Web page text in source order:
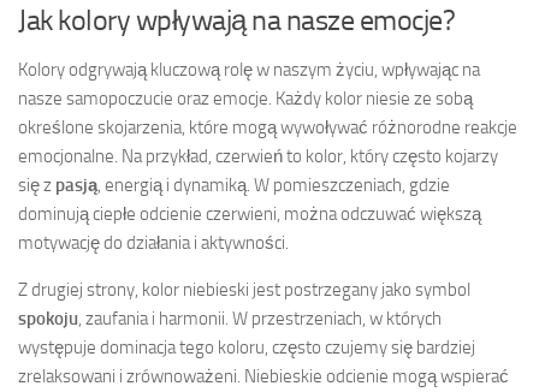
Jak kolory wpływają na nasze emocje?
Kolory odgrywają kluczową rolę w naszym życiu, wpływając na
nasze samopoczucie oraz emocje. Każdy kolor niesie ze sobą
określone skojarzenia, które mogą wywoływać różnorodne reakcje
emocjonalne. Na przykład, czerwień to kolor, który często kojarzy
się z pasją, energią i dynamiką. W pomieszczeniach, gdzie
dominują ciepłe odcienie czerwieni, można odczuwać większą
motywację do działania i aktywności.
Z drugiej strony, kolor niebieski jest postrzegany jako symbol
spokoju, zaufania i harmonii. W przestrzeniach, w których
występuje dominacja tego koloru, często czujemy się bardziej
zrelaksowani i zrównoważeni. Niebieskie odcienie mogą wspierać